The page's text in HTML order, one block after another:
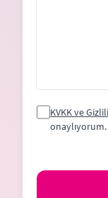
KVKK ve
onaylıyorum.